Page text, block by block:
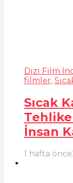
Dizi Film
filmler,
Sıcak
İnsan
1 hafta önce